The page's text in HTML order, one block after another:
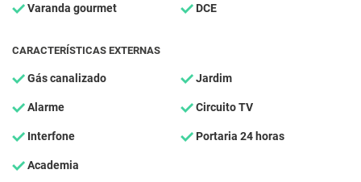
Varanda gourmet DCE
CARACTERÍSTICAS EXTERNAS
Gás canalizado Jardim
Alarme Circuito TV
Interfone Portaria 24 horas
Academia